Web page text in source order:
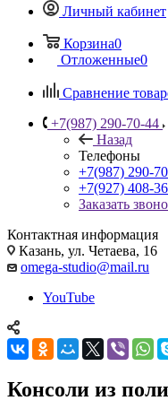
Личный кабинет
Корзина0
Отложенные0
Сравнение
+7(987) 290-70-44
Назад
Телефоны
+7(987) 290-
+7(927) 408-
Заказать
Контактная информация
Казань, ул. Четаева, 16
omega-studio@mail.ru
YouTube
Консоли из